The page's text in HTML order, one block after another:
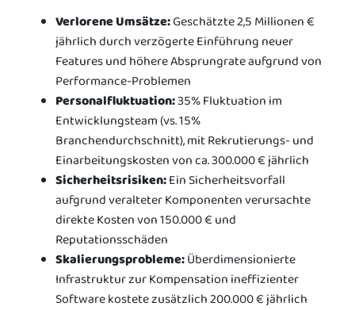
Verlorene Umsätze:Geschätzte 2,5 Millionen €
jährlich durch verzögerte Einführung neuer
Features und höhere Absprungrate aufgrund von
Performance-Problemen
Personalfluktuation:35% Fluktuation im
Entwicklungsteam (vs. 15%
Branchendurchschnitt), mit Rekrutierungs- und
Einarbeitungskosten von ca. 300.000 € jährlich
Sicherheitsrisiken:Ein Sicherheitsvorfall
aufgrund veralteter Komponenten verursachte
direkte Kosten von 150.000 € und
Reputationsschäden
Skalierungsprobleme:Überdimensionierte
Infrastruktur zur Kompensation ineffizienter
Software kostete zusätzlich 200.000 € jährlich